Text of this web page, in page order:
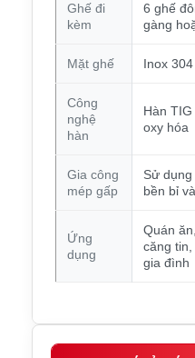
Ghế đi
kèm
6 ghế
gàng
Mặt ghế Inox
Công
nghệ
hàn
Hàn
oxy hóa
Gia công
mép gấp
Sử dụng
bền bỉ
Ứng
dụng
Quán
căng
gia đình